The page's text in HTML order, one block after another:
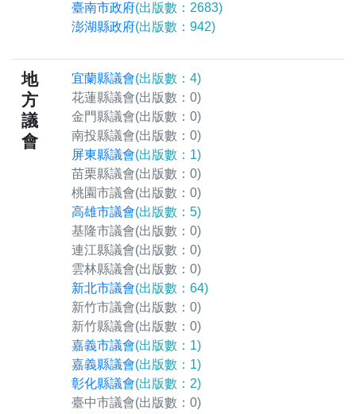
臺南市政府(出版數：2683)
澎湖縣政府(出版數：942)
地
方
議
會
宜蘭縣議會(出版數：4)
花蓮縣議會(出版數：0)
金門縣議會(出版數：0)
南投縣議會(出版數：0)
屏東縣議會(出版數：1)
苗栗縣議會(出版數：0)
桃園市議會(出版數：0)
高雄市議會(出版數：5)
基隆市議會(出版數：0)
連江縣議會(出版數：0)
雲林縣議會(出版數：0)
新北市議會(出版數：64)
新竹市議會(出版數：0)
新竹縣議會(出版數：0)
嘉義市議會(出版數：1)
嘉義縣議會(出版數：1)
彰化縣議會(出版數：2)
臺中市議會(出版數：0)